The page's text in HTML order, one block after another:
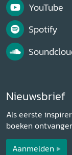
YouTube
Spotify
Nieuwsbrief
Als eerste
boeken
Aanmelden